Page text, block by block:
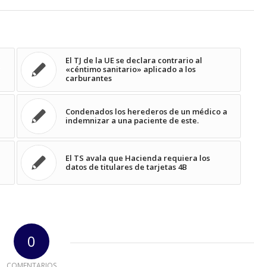
El TJ de la UE se declara contrario al
«céntimo sanitario» aplicado a los
carburantes
Condenados los herederos de un médico a
indemnizar a una paciente de este.
El TS avala que Hacienda requiera los
datos de titulares de tarjetas 4B
0